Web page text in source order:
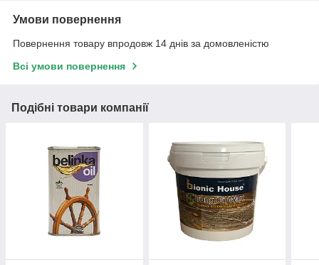
Умови повернення
Повернення товару впродовж 14 днів за домовленістю
Всі умови повернення
Подібні товари компанії